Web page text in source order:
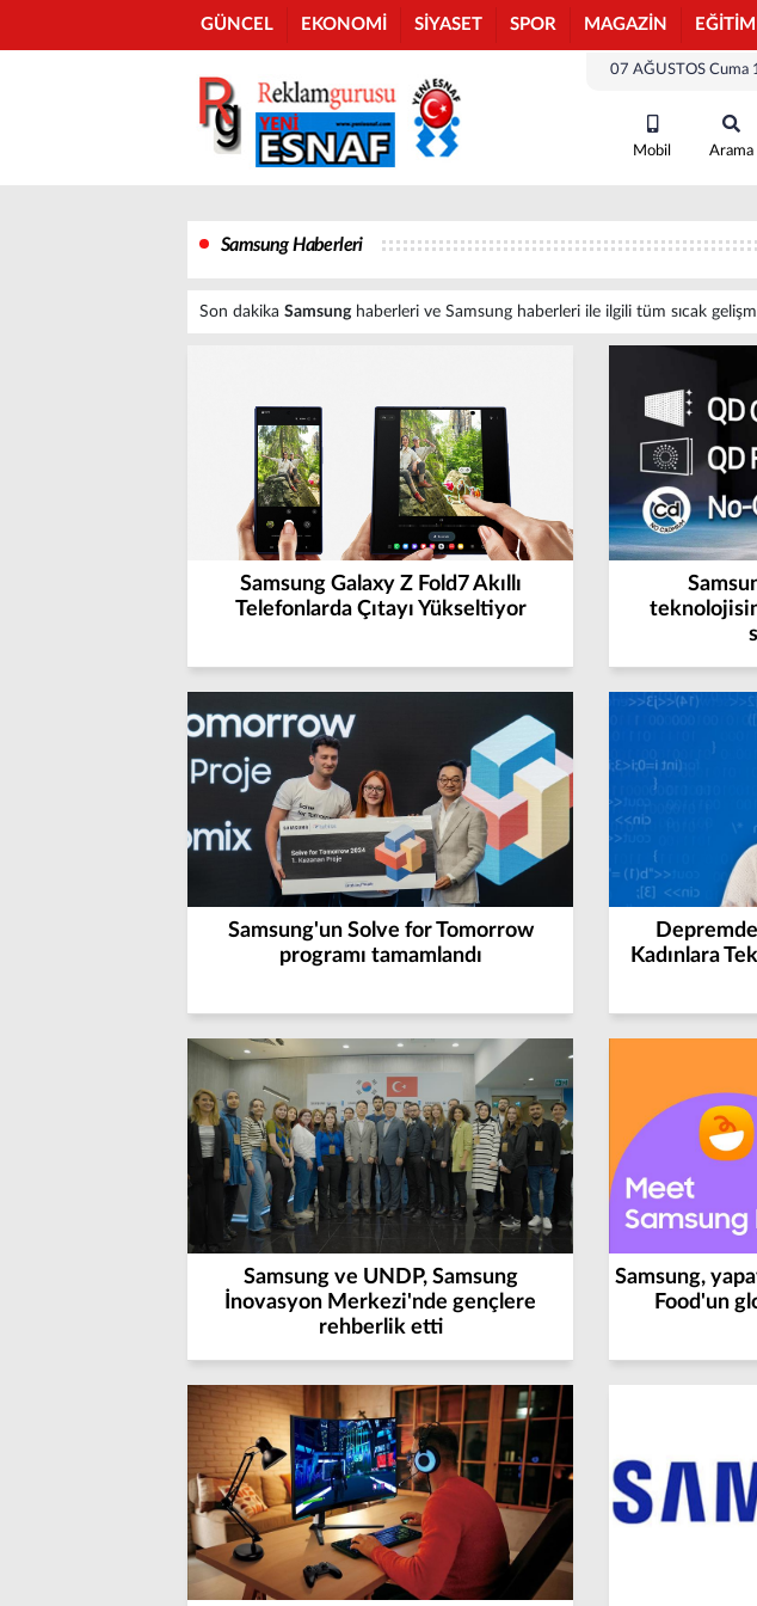
GÜNCEL EKONOMİ SİYASET SPOR MAGAZİN EĞİTİM
07 AĞUSTOS Cuma
Mobil Arama
Samsung Haberleri
Son dakika Samsunghaberleri ve Samsung haberleri ile ilgili tüm sıcak
Samsung Galaxy Z Fold7 Akıllı
Telefonlarda Çıtayı Yükseltiyor
Samsung'un Solve for Tomorrow
programı tamamlandı
Kadınlara
Samsung ve UNDP, Samsung
İnovasyon Merkezi'nde gençlere
rehberlik etti
Samsung,
Food'un